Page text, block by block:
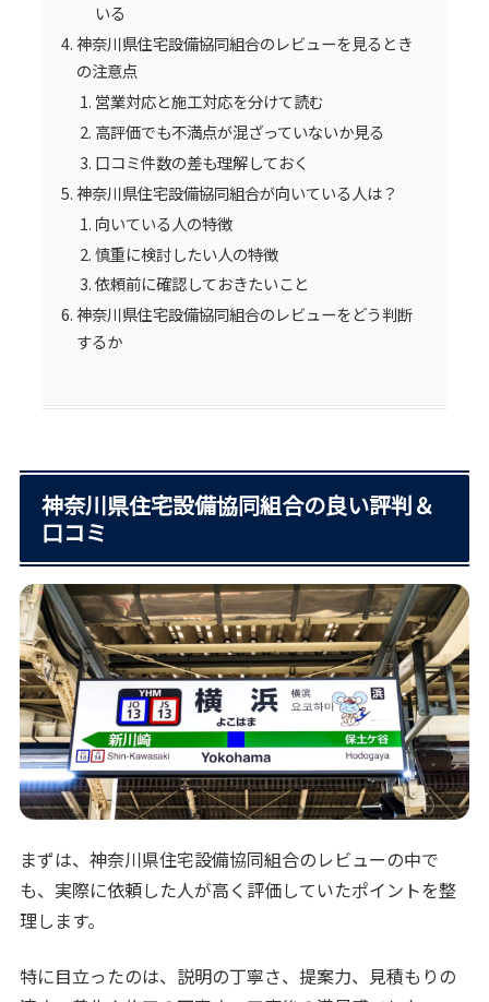
いる
神奈川県住宅設備協同組合のレビューを見るとき
の注意点
営業対応と施工対応を分けて読む
高評価でも不満点が混ざっていないか見る
口コミ件数の差も理解しておく
神奈川県住宅設備協同組合が向いている人は？
向いている人の特徴
慎重に検討したい人の特徴
依頼前に確認しておきたいこと
神奈川県住宅設備協同組合のレビューをどう判断
するか
神奈川県住宅設備協同組合の良い評判＆
口コミ
まずは、神奈川県住宅設備協同組合のレビューの中で
も、実際に依頼した人が高く評価していたポイントを整
理します。
特に目立ったのは、説明の丁寧さ、提案力、見積もりの